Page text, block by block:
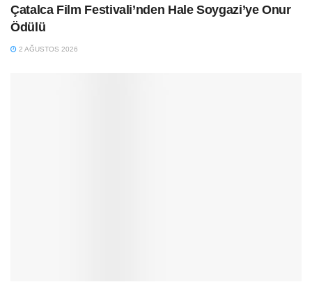
Çatalca Film Festivali’nden Hale Soygazi’ye Onur
Ödülü
2 AĞUSTOS 2026